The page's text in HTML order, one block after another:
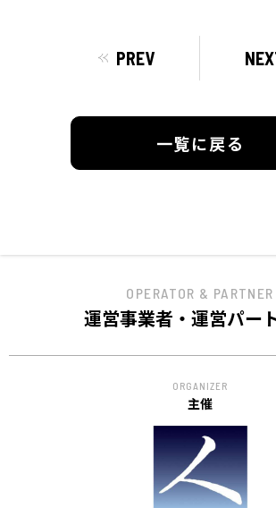
PREV
一覧に戻る
OPERATOR & PARTNER
運営事業者・運営パー
ORGANIZER
主催